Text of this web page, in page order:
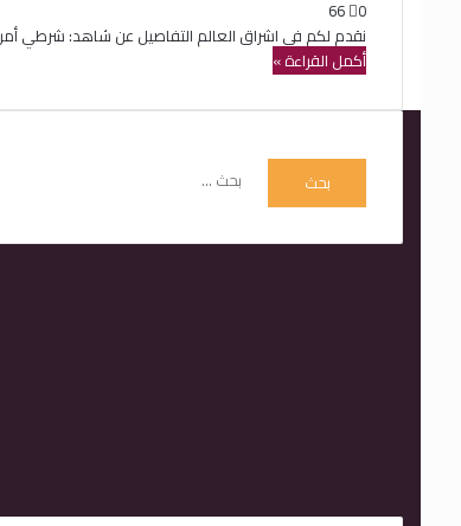
0
نقدم لكم في اشراق العالم التفاصيل عن شاهد: شرطي
أكمل القراءة »
عن: